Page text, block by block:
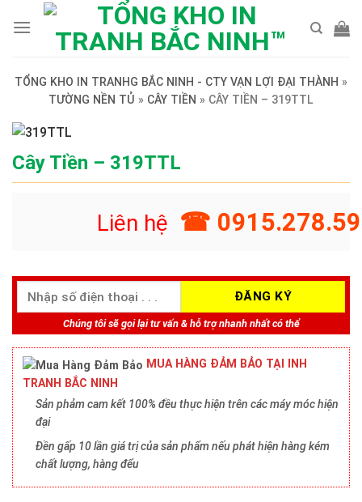
TỔNG KHO IN TRANHG BẮC NINH - CTY VẠN LỢI ĐẠI THÀNH »
TƯỜNG NỀN TỦ » CÂY TIỀN » CÂY TIỀN – 319TTL
Cây Tiền – 319TTL
Liên hệ ☎
Chúng tôi sẽ gọi lại tư vấn & hỗ trợ nhanh nhất có thể
MUA HÀNG ĐẢM BẢO TẠI INH
TRANH BẮC NINH
Sản phảm cam kết 100% đều thực hiện trên các máy móc hiện
đại
Đền gấp 10 lần giá trị của sản phẩm nếu phát hiện hàng kém
chất lượng, hàng đểu